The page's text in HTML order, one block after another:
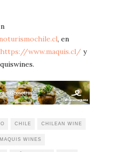
, en
https://www.maquis.cl/ y
CHILE CHILEAN WINE
MAQUIS WINES